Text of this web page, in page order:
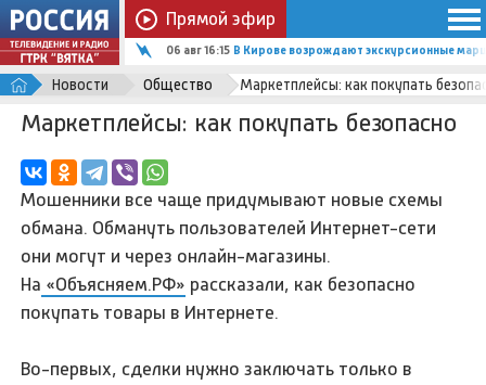
Прямой эфир
06 авг 16:15 В Кирове возрождают экскурсионные
Новости Общество Маркетплейсы: как покупать
Маркетплейсы: как покупать безопасно
Мошенники все чаще придумывают новые схемы
обмана. Обмануть пользователей Интернет-сети
они могут и через онлайн-магазины.
На «Объясняем.РФ» рассказали, как безопасно
покупать товары в Интернете.
Во-первых, сделки нужно заключать только в